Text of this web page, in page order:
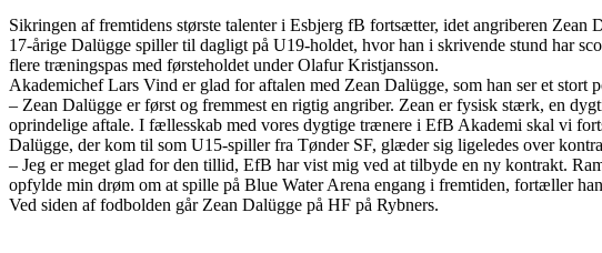
Sikringen af fremtidens største talenter i Esbjerg fB fortsætter, idet angriberen
17-årige Dalügge spiller til dagligt på U19-holdet, hvor han i skrivende stund har
flere træningspas med førsteholdet under Olafur Kristjansson.
Akademichef Lars Vind er glad for aftalen med Zean Dalügge, som han ser et stort
– Zean Dalügge er først og fremmest en rigtig angriber. Zean er fysisk stærk, en
oprindelige aftale. I fællesskab med vores dygtige trænere i EfB Akademi skal vi
Dalügge, der kom til som U15-spiller fra Tønder SF, glæder sig ligeledes over
– Jeg er meget glad for den tillid, EfB har vist mig ved at tilbyde en ny kontrakt.
opfylde min drøm om at spille på Blue Water Arena engang i fremtiden, fortæller
Ved siden af fodbolden går Zean Dalügge på HF på Rybners.